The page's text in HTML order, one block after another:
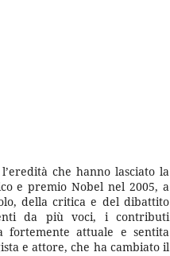
che hanno lasciato la
e premio Nobel nel 2005, a
della critica e del dibattito
da più voci, i contributi
fortemente attuale e sentita
e attore, che ha cambiato il